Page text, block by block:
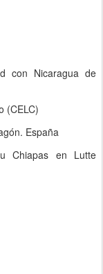
con Nicaragua de
(CELC)
España
Chiapas en Lutte